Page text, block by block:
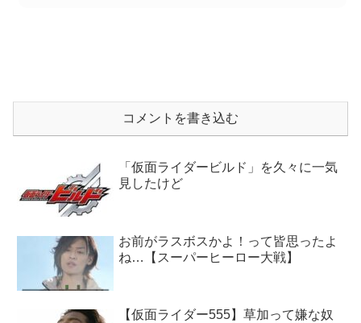
コメントを書き込む
「仮面ライダービルド」を久々に一気
見したけど
お前がラスボスかよ！って皆思ったよ
ね…【スーパーヒーロー大戦】
【仮面ライダー555】草加って嫌な奴